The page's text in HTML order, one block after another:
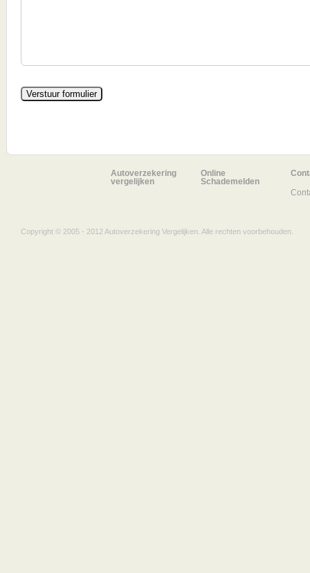
Autoverzekering
vergelijken
Online
Schademelden
Copyright © 2005 - 2012 Autoverzekering Vergelijken. Alle rechten voorbehouden.